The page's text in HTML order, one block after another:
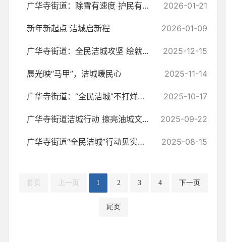
广华寺街道：除雪有速度 护民有温度 2026-01-21
新年新起点 洁城启新程 2026-01-09
广华寺街道：全民洁城攻坚 绘就油城宜居新画卷 2025-12-15
晨光映“马甲”，洁城暖民心 2025-11-14
广华寺街道：“全民洁城”不打烊，家园焕新“长效美” 2025-10-17
广华寺街道洁城行动 擦亮油城文明底色 2025-09-22
广华寺街道“全民洁城”行动见实效 干群同心擦亮家园底色 2025-08-15
首页 上一页 1 2 3 4 下一页
尾页